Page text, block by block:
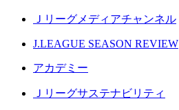
Ｊリーグメディアチャンネル
J.LEAGUE SEASON REVIEW
アカデミー
Ｊリーグサステナビリティ